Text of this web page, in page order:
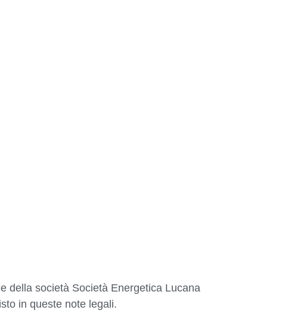
della società Società Energetica Lucana
in queste note legali.